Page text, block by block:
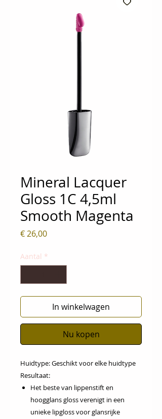
Mineral Lacquer
Gloss 1C 4,5ml
Smooth Magenta
€ 26,00Prijs
Aantal *
In winkelwagen
Nu kopen
Huidtype:Geschikt voor elke huidtype
Resultaat:
Het beste van lippenstift en
hoogglans gloss verenigt in een
unieke lipgloss voor glansrijke